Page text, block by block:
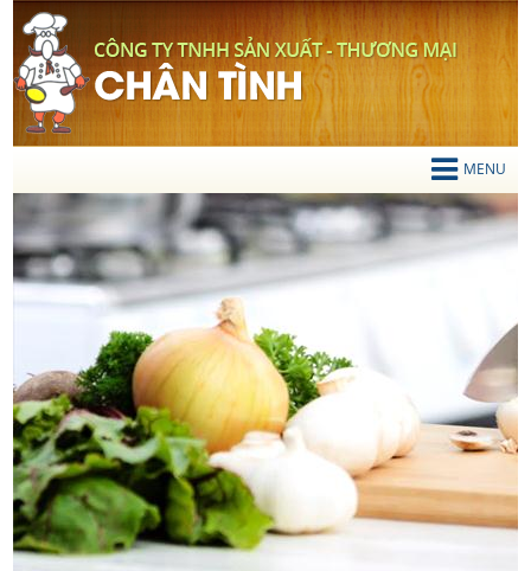
MENU
TIẾNG VIỆT
TRANG CHỦ
GIỚI THIỆU
SẢN PHẨM
Thớt Gỗ
Chén Gỗ
Vá Múc Canh
Xẻng Xào Gỗ
Gạt Tàn
Muỗng Gỗ